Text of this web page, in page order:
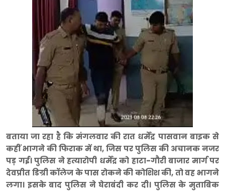
बताया जा रहा है कि मंगलवार की रात धर्मेंद्र पासवान बाइक से
कहीं भागने की फिराक में था, जिस पर पुलिस की अचानक नजर
पड़ गई। पुलिस ने हत्यारोपी धर्मेंद्र को हाटा-गौरी बाजार मार्ग पर
देवप्रीत डिग्री कॉलेज के पास रोकने की कोशिश की, तो वह भागने
लगा। इसके बाद पुलिस ने घेराबंदी कर दी। पुलिस के मुताबिक